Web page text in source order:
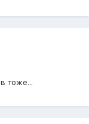
тоже...